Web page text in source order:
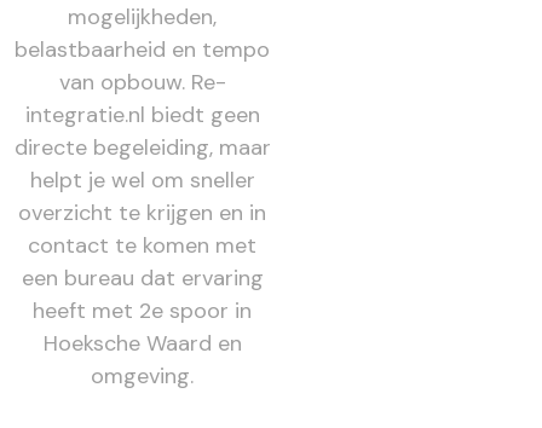
mogelijkheden,
belastbaarheid en tempo
van opbouw. Re-
integratie.nl biedt geen
directe begeleiding, maar
helpt je wel om sneller
overzicht te krijgen en in
contact te komen met
een bureau dat ervaring
heeft met 2e spoor in
Hoeksche Waard en
omgeving.